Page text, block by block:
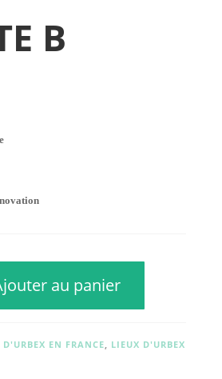
B
au panier
D'URBEX EN FRANCE, LIEUX D'URBEX